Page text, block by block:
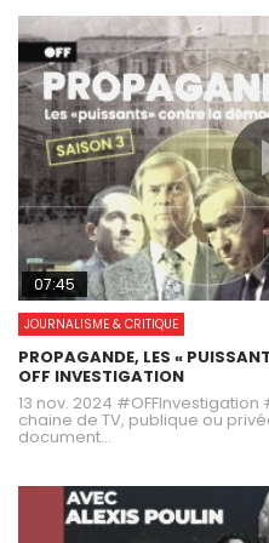
07:45
JOURNALISME & CRITIQUE
PROPAGANDE, LES «
OFF INVESTIGATION
13 nov. 2024
chaine de TV, publique ou
document...